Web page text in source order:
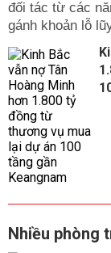
đối tác từ các
gánh khoản lỗ
Nhiều phòng